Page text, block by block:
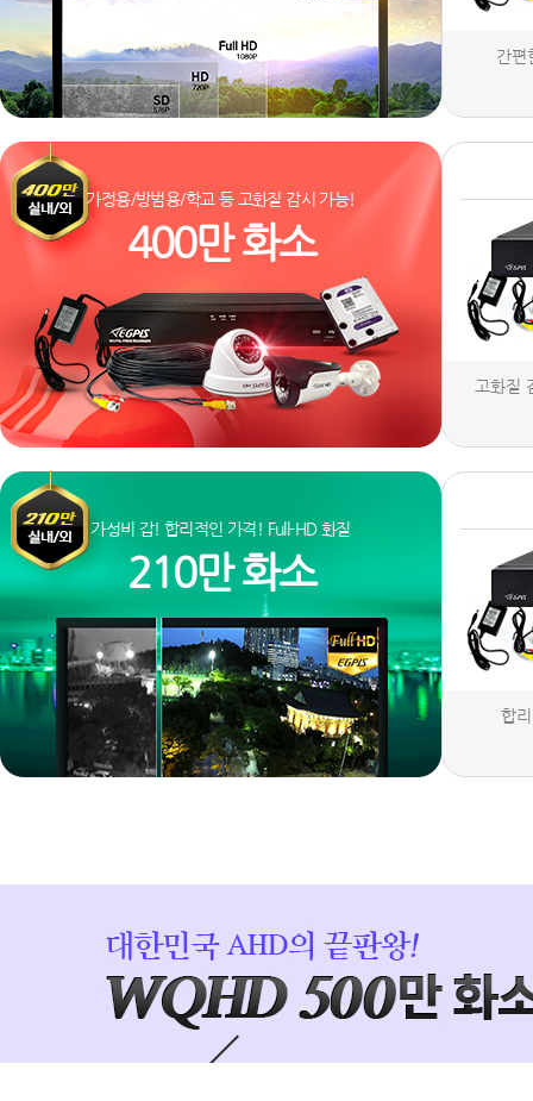
간편
가정용/방범용/학교 등 고화질 감시 가능!
400만 화소
고화질
가성비 갑! 합리적인 가격! Full-HD 화질
210만 화소
합